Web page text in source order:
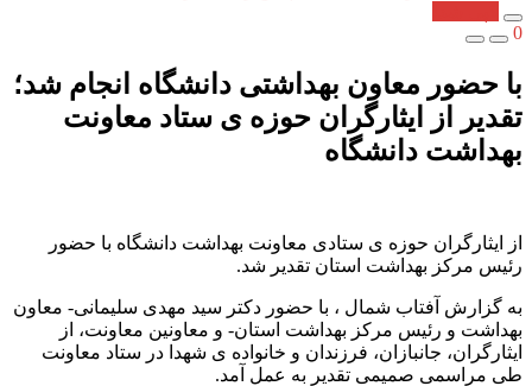
0
با حضور معاون بهداشتی دانشگاه انجام شد؛
تقدیر از ایثارگران حوزه ی ستاد معاونت
بهداشت دانشگاه
از ایثارگران حوزه ی ستادی معاونت بهداشت دانشگاه با حضور
رئیس مرکز بهداشت استان تقدیر شد.
به گزارش آفتاب شمال ، با حضور دکتر سید مهدی سلیمانی- معاون
بهداشت و رئیس مرکز بهداشت استان- و معاونین معاونت، از
ایثارگران، جانبازان، فرزندان و خانواده ی شهدا در ستاد معاونت
طی مراسمی صمیمی تقدیر به عمل آمد.